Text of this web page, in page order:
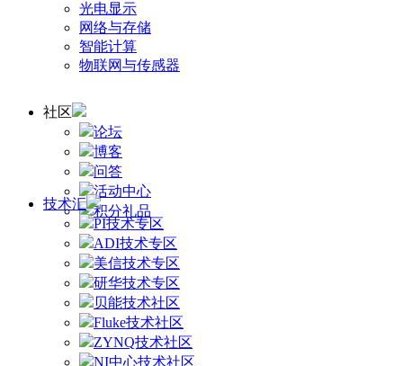
光电显示
网络与存储
智能计算
物联网与传感器
社区
论坛
博客
问答
活动中心
积分礼品
技术汇
PI技术专区
ADI技术专区
美信技术专区
研华技术专区
贝能技术社区
Fluke技术社区
ZYNQ技术社区
NI中心技术社区